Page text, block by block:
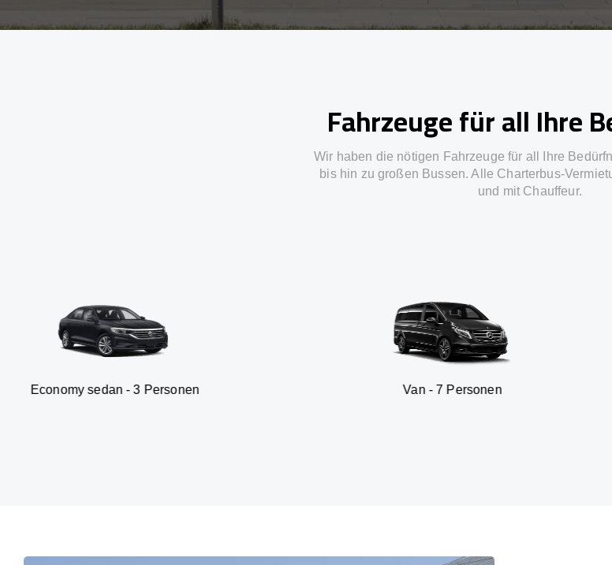
Fahrzeuge für all Ihre
Wir haben die nötigen Fahrzeuge für all Ihre
bis hin zu großen Bussen. Alle Charterbus-
und mit Chauffeur.
sedan - 3 Personen Van - 7 Personen